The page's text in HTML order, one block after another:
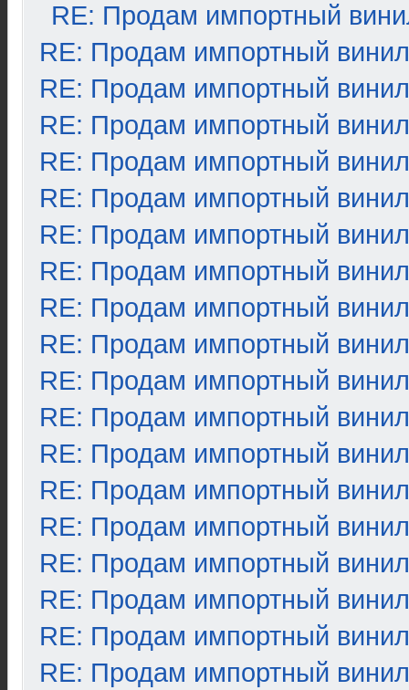
RE: Продам импортный
RE: Продам импортный винил
RE: Продам импортный винил
RE: Продам импортный винил
RE: Продам импортный винил
RE: Продам импортный винил
RE: Продам импортный винил
RE: Продам импортный винил
RE: Продам импортный винил
RE: Продам импортный винил
RE: Продам импортный винил
RE: Продам импортный винил
RE: Продам импортный винил
RE: Продам импортный винил
RE: Продам импортный винил
RE: Продам импортный винил
RE: Продам импортный винил
RE: Продам импортный винил
RE: Продам импортный винил